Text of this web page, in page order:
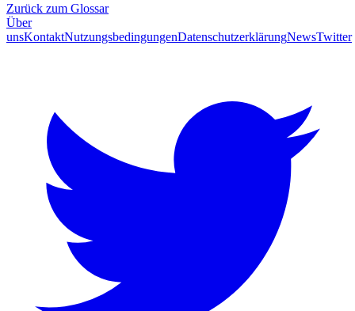
Zurück zum Glossar
Über
unsKontaktNutzungsbedingungenDatenschutzerklärungNewsTwitter